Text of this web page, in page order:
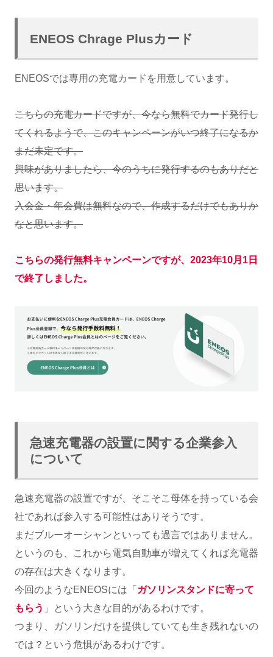
ENEOS Chrage Plusカード
ENEOSでは専用の充電カードを用意しています。
こちらの充電カードですが、今なら無料でカード発行し
てくれるようで、このキャンペーンがいつ終了になるか
まだ未定です。
興味がありましたら、今のうちに発行するのもありだと
思います。
入会金・年会費は無料なので、作成するだけでもありか
なと思います。
こちらの発行無料キャンペーンですが、2023年10月1日
で終了しました。
急速充電器の設置に関する企業参入
について
急速充電器の設置ですが、そこそこ母体を持っている会
社であれば参入する可能性はありそうです。
まだブルーオーシャンといっても過言ではありません。
というのも、これから電気自動車が増えてくれば充電器
の存在は大きくなります。
今回のようなENEOSには「 ガソリンスタンドに寄って
もらう 」という大きな目的があるわけです。
つまり、ガソリンだけを提供していても生き残れないの
では？という危惧があるわけです。